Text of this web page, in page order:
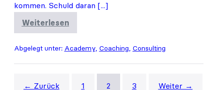
kommen. Schuld daran [...]
Weiterlesen
Unfehlbar
–
es
Abgelegt unter: Academy, Coaching, Consulting
← Zurück 1 2 3 Weiter →